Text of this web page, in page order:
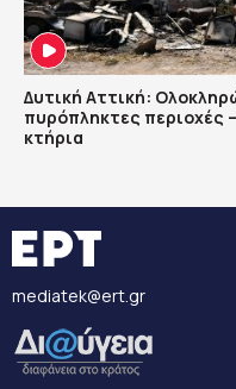
Δυτική Αττική:
πυρόπληκτες περιοχές
κτήρια
mediatek@ert.gr